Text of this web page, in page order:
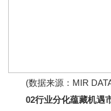
(数据来源：MIR
02行业分化蕴藏机遇